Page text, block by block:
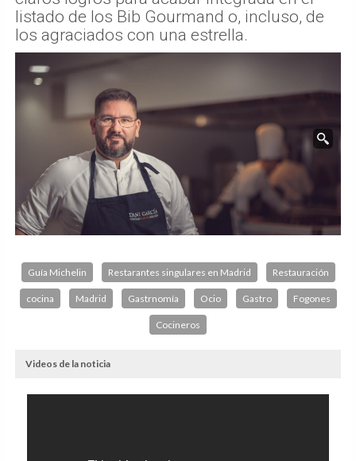
listado de los Bib Gourmand o, incluso, de
los agraciados con una estrella.
Guía Michelin Restarantes singulares en Madrid Restauración
cocina Madrid Gastrnomía Ocio Gastro Fogones
Cocineros
Videos de la noticia